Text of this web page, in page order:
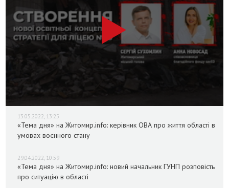
13.05.2022, 13:25
«Тема дня» на Житомир.info: керівник ОВА про життя області в
умовах воєнного стану
29.04.2022, 10:59
«Тема дня» на Житомир.info: новий начальник ГУНП розповість
про ситуацію в області